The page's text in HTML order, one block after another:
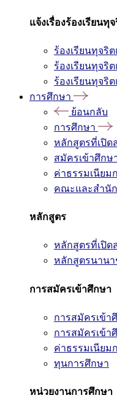
แจ้งเรื่องร้องเรียนทุ
ร้องเรียนทุจริ
ร้องเรียนทุจริ
ร้องเรียนทุจริ
การศึกษา
ย้อนกลับ
การศึกษา
หลักสูตรที่เปิด
สมัครเข้าศึกษ
ค่าธรรมเนียม
คณะและสำนั
หลักสูตร
หลักสูตรที่เปิด
หลักสูตรนาน
การสมัครเข้าศึกษา
การสมัครเข้
การสมัครเข้
ค่าธรรมเนียม
ทุนการศึกษา
หน่วยงานการศึกษา